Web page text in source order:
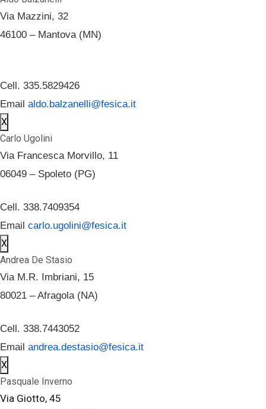
Via Mazzini, 32
46100 – Mantova (MN)
Cell. 335.5829426
Email aldo.balzanelli@fesica.it
X
Carlo Ugolini
Via Francesca Morvillo, 11
06049 – Spoleto (PG)
Cell. 338.7409354
Email carlo.ugolini@fesica.it
X
Andrea De Stasio
Via M.R. Imbriani, 15
80021 – Afragola (NA)
Cell. 338.7443052
Email andrea.destasio@fesica.it
X
Pasquale Inverno
Via Giotto, 45